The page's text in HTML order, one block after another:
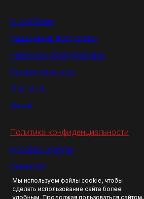
О компании
Наши мини-погрузчики
Навесное оборудование
Отзывы клиентов
Контакты
Акции
Политика конфиденциальности
Договор оферты
Вакансии
Оплата и доставка
Мы используем файлы cookie, чтобы
сделать использование сайта более
удобным. Продолжая пользоваться сайтом,